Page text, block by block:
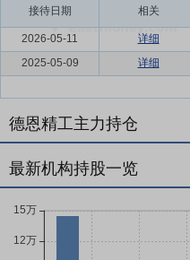
接待日期 相关
2026-05-11 详细
2025-05-09
详细
德恩精工主力持仓
最新机构持股一览